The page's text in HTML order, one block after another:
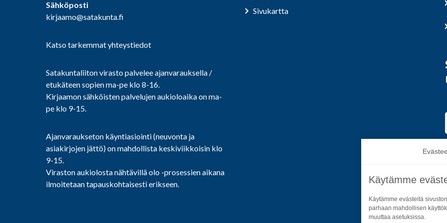
Käytämme
Käytämme evästeitä
parhaan mahdollisen
muuttaa asetuksissa.
Sähköposti
kirjaamo@satakunta.fi
Katso tarkemmat yhteystiedot
Satakuntaliiton virasto palvelee ajanvarauksella /
etukäteen sopien ma-pe klo 8-16.
Kirjaamon sähköisten palvelujen aukioloaika on ma-
pe klo 9-15.
Ajanvaraukseton käyntiasiointi (neuvonta ja
asiakirjojen jättö) on mahdollista keskiviikkoisin klo
9-15.
Viraston aukiolosta nähtävillä olo -prosessien aikana
ilmoitetaan tapauskohtaisesti erikseen.
Sivukartta